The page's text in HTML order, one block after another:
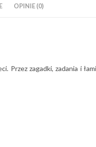
OPINIE (0)
zagadki, zadania i